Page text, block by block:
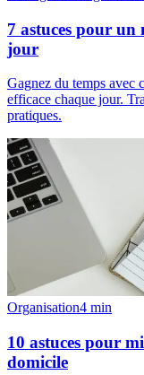
7 astuces pour un
jour
Gagnez du temps avec
efficace chaque jour.
pratiques.
Organisation4 min
10 astuces pour
domicile